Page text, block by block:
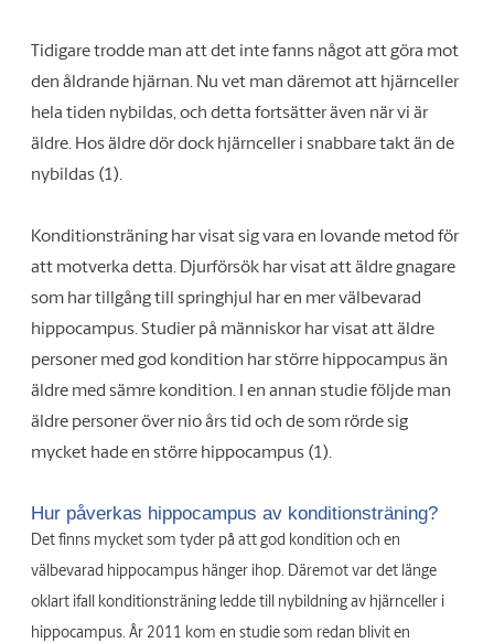
Tidigare trodde man att det inte fanns något att göra mot
den åldrande hjärnan. Nu vet man däremot att hjärnceller
hela tiden nybildas, och detta fortsätter även när vi är
äldre. Hos äldre dör dock hjärnceller i snabbare takt än de
nybildas (1).
Konditionsträning har visat sig vara en lovande metod för
att motverka detta. Djurförsök har visat att äldre gnagare
som har tillgång till springhjul har en mer välbevarad
hippocampus. Studier på människor har visat att äldre
personer med god kondition har större hippocampus än
äldre med sämre kondition. I en annan studie följde man
äldre personer över nio års tid och de som rörde sig
mycket hade en större hippocampus (1).
Hur påverkas hippocampus av konditionsträning?
Det finns mycket som tyder på att god kondition och en
välbevarad hippocampus hänger ihop. Däremot var det länge
oklart ifall konditionsträning ledde till nybildning av hjärnceller i
hippocampus. År 2011 kom en studie som redan blivit en